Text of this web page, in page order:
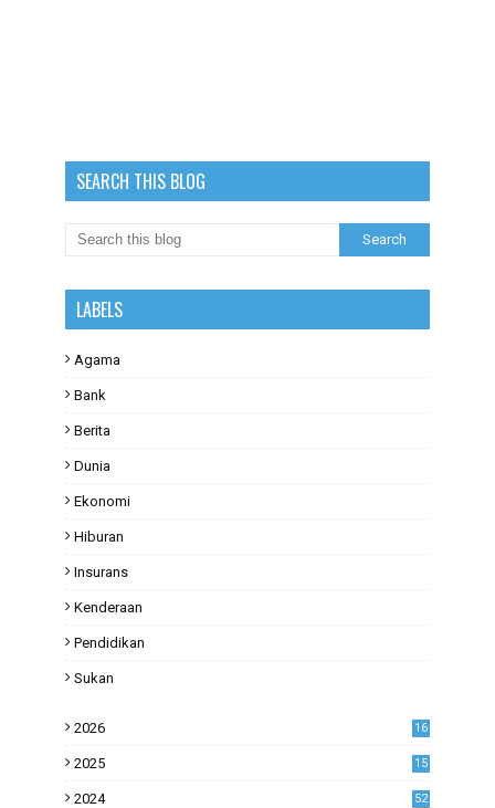
SEARCH THIS BLOG
LABELS
Agama
Bank
Berita
Dunia
Ekonomi
Hiburan
Insurans
Kenderaan
Pendidikan
Sukan
2026 16
2025 15
2024 52